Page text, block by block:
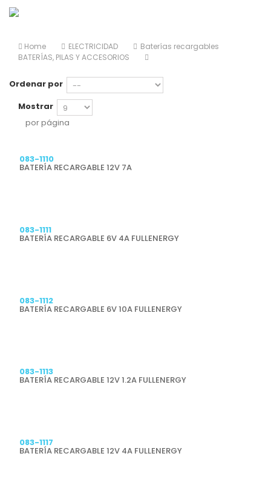
Home
ELECTRICIDAD
BATERÍAS, PILAS Y ACCESORIOS
Baterías recargables
Ordenar por
Mostrar
por página
083-1110
BATERÍA RECARGABLE 12V 7A
083-1111
BATERÍA RECARGABLE 6V 4A FULLENERGY
083-1112
BATERÍA RECARGABLE 6V 10A FULLENERGY
083-1113
BATERÍA RECARGABLE 12V 1.2A FULLENERGY
083-1117
BATERÍA RECARGABLE 12V 4A FULLENERGY